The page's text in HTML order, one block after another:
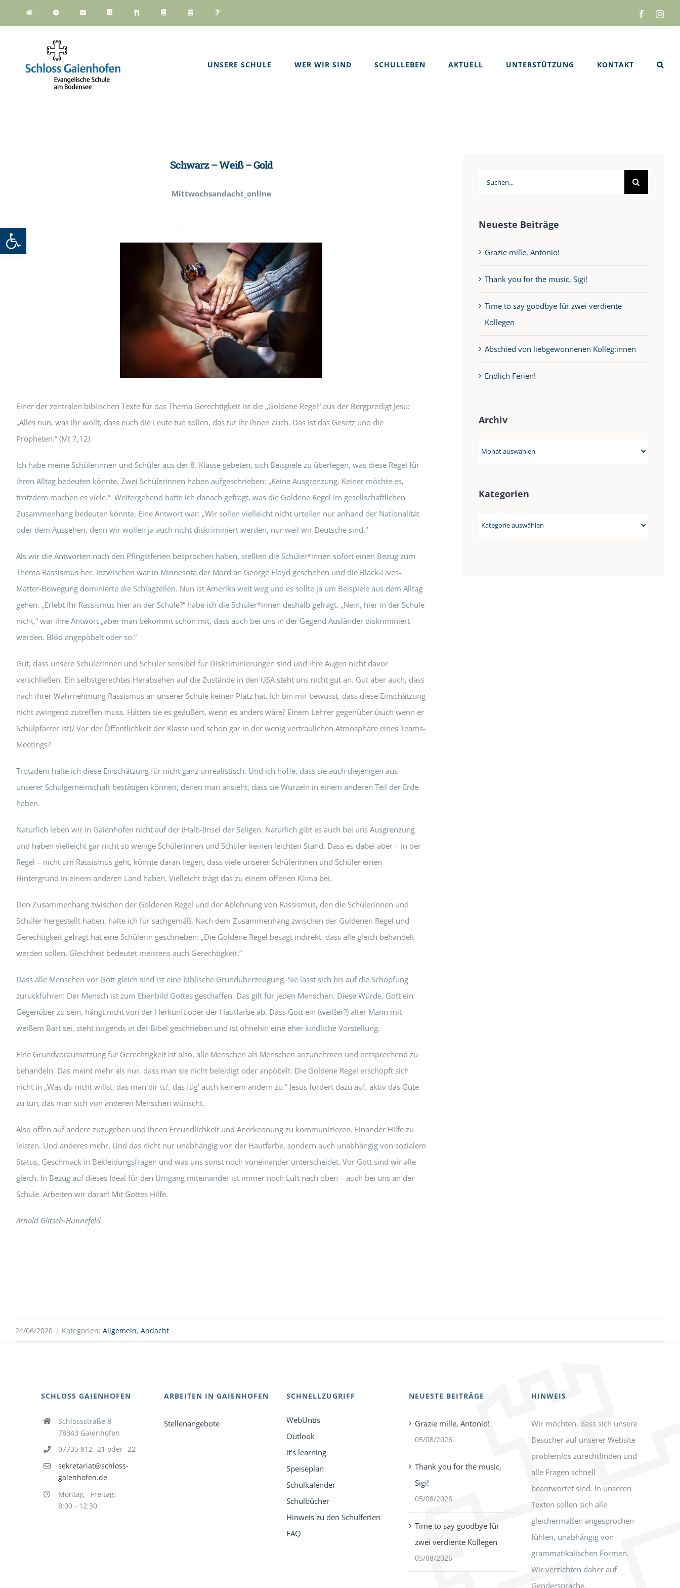
Werkzeugleiste öffnen
Inhalt
Facebook
UNSERE SCHULE WER WIR SIND SCHULLEBEN AKTUELL UNTERSTÜTZUNG KONTAKT
Schwarz – Weiß – Gold
Mittwochsandacht_online
Einer der zentralen biblischen Texte für das Thema Gerechtigkeit ist die „Goldene Regel“ aus der Bergpredigt Jesu:
„Alles nun, was ihr wollt, dass euch die Leute tun sollen, das tut ihr ihnen auch. Das ist das Gesetz und die
Propheten.“ (Mt 7,12)
Ich habe meine Schülerinnen und Schüler aus der 8. Klasse gebeten, sich Beispiele zu überlegen, was diese Regel für
ihren Alltag bedeuten könnte. Zwei Schülerinnen haben aufgeschrieben: „Keine Ausgrenzung. Keiner möchte es,
trotzdem machen es viele.“ Weitergehend hatte ich danach gefragt, was die Goldene Regel im gesellschaftlichen
Zusammenhang bedeuten könnte. Eine Antwort war: „Wir sollen vielleicht nicht urteilen nur anhand der Nationalität
oder dem Aussehen, denn wir wollen ja auch nicht diskriminiert werden, nur weil wir Deutsche sind.“
Als wir die Antworten nach den Pfingstferien besprochen haben, stellten die Schüler*innen sofort einen Bezug zum
Thema Rassismus her. Inzwischen war in Minnesota der Mord an George Floyd geschehen und die Black-Lives-
Matter-Bewegung dominierte die Schlagzeilen. Nun ist Amerika weit weg und es sollte ja um Beispiele aus dem Alltag
gehen. „Erlebt Ihr Rassismus hier an der Schule?“ habe ich die Schüler*innen deshalb gefragt. „Nein, hier in der Schule
nicht,“ war ihre Antwort „aber man bekommt schon mit, dass auch bei uns in der Gegend Ausländer diskriminiert
werden. Blöd angepöbelt oder so.“
Gut, dass unsere Schülerinnen und Schüler sensibel für Diskriminierungen sind und ihre Augen nicht davor
verschließen. Ein selbstgerechtes Herabsehen auf die Zustände in den USA steht uns nicht gut an. Gut aber auch, dass
nach ihrer Wahrnehmung Rassismus an unserer Schule keinen Platz hat. Ich bin mir bewusst, dass diese Einschätzung
nicht zwingend zutreffen muss. Hätten sie es geäußert, wenn es anders wäre? Einem Lehrer gegenüber (auch wenn er
Schulpfarrer ist)? Vor der Öffentlichkeit der Klasse und schon gar in der wenig vertraulichen Atmosphäre eines Teams-
Meetings?
Trotzdem halte ich diese Einschätzung für nicht ganz unrealistisch. Und ich hoffe, dass sie auch diejenigen aus
unserer Schulgemeinschaft bestätigen können, denen man ansieht, dass sie Wurzeln in einem anderen Teil der Erde
haben.
Natürlich leben wir in Gaienhofen nicht auf der (Halb-)Insel der Seligen. Natürlich gibt es auch bei uns Ausgrenzung
und haben vielleicht gar nicht so wenige Schülerinnen und Schüler keinen leichten Stand. Dass es dabei aber – in der
Regel – nicht um Rassismus geht, könnte daran liegen, dass viele unserer Schülerinnen und Schüler einen
Hintergrund in einem anderen Land haben. Vielleicht trägt das zu einem offenen Klima bei.
Den Zusammenhang zwischen der Goldenen Regel und der Ablehnung von Rassismus, den die Schülerinnen und
Schüler hergestellt haben, halte ich für sachgemäß. Nach dem Zusammenhang zwischen der Goldenen Regel und
Gerechtigkeit gefragt hat eine Schülerin geschrieben: „Die Goldene Regel besagt indirekt, dass alle gleich behandelt
werden sollen. Gleichheit bedeutet meistens auch Gerechtigkeit.“
Dass alle Menschen vor Gott gleich sind ist eine biblische Grundüberzeugung. Sie lässt sich bis auf die Schöpfung
zurückführen: Der Mensch ist zum Ebenbild Gottes geschaffen. Das gilt für jeden Menschen. Diese Würde, Gott ein
Gegenüber zu sein, hängt nicht von der Herkunft oder der Hautfarbe ab. Dass Gott ein (weißer?) alter Mann mit
weißem Bart sei, steht nirgends in der Bibel geschrieben und ist ohnehin eine eher kindliche Vorstellung.
Eine Grundvoraussetzung für Gerechtigkeit ist also, alle Menschen als Menschen anzunehmen und entsprechend zu
behandeln. Das meint mehr als nur, dass man sie nicht beleidigt oder anpöbelt. Die Goldene Regel erschöpft sich
nicht in „Was du nicht willst, das man dir tu‘, das füg‘ auch keinem andern zu.“ Jesus fordert dazu auf, aktiv das Gute
zu tun, das man sich von anderen Menschen wünscht.
Also offen auf andere zuzugehen und ihnen Freundlichkeit und Anerkennung zu kommunizieren. Einander Hilfe zu
leisten. Und anderes mehr. Und das nicht nur unabhängig von der Hautfarbe, sondern auch unabhängig von sozialem
Status, Geschmack in Bekleidungsfragen und was uns sonst noch voneinander unterscheidet. Vor Gott sind wir alle
gleich. In Bezug auf dieses Ideal für den Umgang miteinander ist immer noch Luft nach oben – auch bei uns an der
Schule. Arbeiten wir daran! Mit Gottes Hilfe.
Arnold Glitsch-Hünnefeld
Suche
Neueste Beiträge
Grazie mille, Antonio!
Thank you for the music, Sigi!
Time to say goodbye für zwei verdiente
Kollegen
Abschied von liebgewonnenen Kolleg:innen
Endlich Ferien!
Archiv
Archiv
Kategorien
Kategorien
24/06/2020 | Kategorien: Allgemein, Andacht
SCHLOSS GAIENHOFEN
Schlossstraße 8
78343 Gaienhofen
07735 812 -21 oder -22
sekretariat@schloss-
gaienhofen.de
Montag - Freitag:
8:00 - 12:30
ARBEITEN IN GAIENHOFEN
Stellenangebote
SCHNELLZUGRIFF
WebUntis
Outlook
it’s learning
Speiseplan
Schulkalender
Schulbücher
Hinweis zu den Schulferien
FAQ
NEUESTE BEITRÄGE
Grazie mille, Antonio!
05/08/2026
Thank you for the music,
Sigi!
05/08/2026
Time to say goodbye für
zwei verdiente Kollegen
05/08/2026
HINWEIS
Wir möchten, dass sich unsere
Besucher auf unserer Website
problemlos zurechtfinden und
alle Fragen schnell
beantwortet sind. In unseren
Texten sollen sich alle
gleichermaßen angesprochen
fühlen, unabhängig von
grammatikalischen Formen.
Wir verzichten daher auf
Gendersprache.